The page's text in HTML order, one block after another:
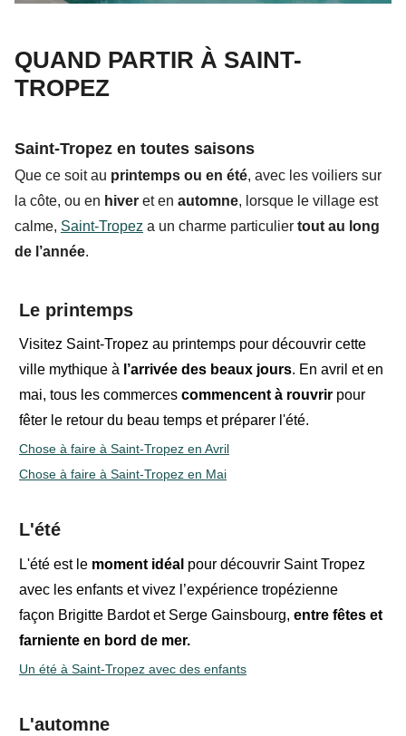
QUAND PARTIR À SAINT-
TROPEZ
Saint-Tropez en toutes saisons
Que ce soit au printemps ou en été, avec les voiliers sur
la côte, ou en hiver et en automne, lorsque le village est
calme, Saint-Tropez a un charme particulier tout au long
de l’année.
Le printemps
Visitez Saint-Tropez au printemps pour découvrir cette
ville mythique à l’arrivée des beaux jours. En avril et en
mai, tous les commerces commencent à rouvrir pour
fêter le retour du beau temps et préparer l'été.
Chose à faire à Saint-Tropez en Avril
Chose à faire à Saint-Tropez en Mai
L'été
L'été est le moment idéal pour découvrir Saint Tropez
avec les enfants etvivez l’expérience tropézienne
façon Brigitte Bardot et Serge Gainsbourg, entre fêtes et
farniente en bord de mer.
Un été à Saint-Tropez avec des enfants
L'automne